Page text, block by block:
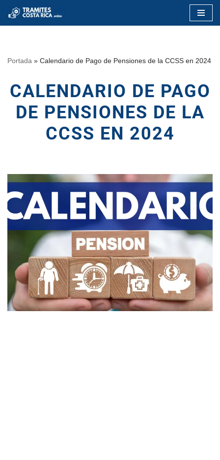
Saltar
Portada » Calendario de Pago de Pensiones de la CCSS en 2024
CALENDARIO DE PAGO
DE PENSIONES DE LA
CCSS EN 2024